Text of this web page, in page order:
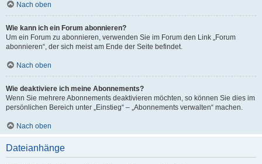
Nach oben
Wie kann ich ein Forum abonnieren?
Um ein Forum zu abonnieren, verwenden Sie im Forum den Link „Forum
abonnieren“, der sich meist am Ende der Seite befindet.
Nach oben
Wie deaktiviere ich meine Abonnements?
Wenn Sie mehrere Abonnements deaktivieren möchten, so können Sie dies im
persönlichen Bereich unter „Einstieg“ – „Abonnements verwalten“ machen.
Nach oben
Dateianhänge